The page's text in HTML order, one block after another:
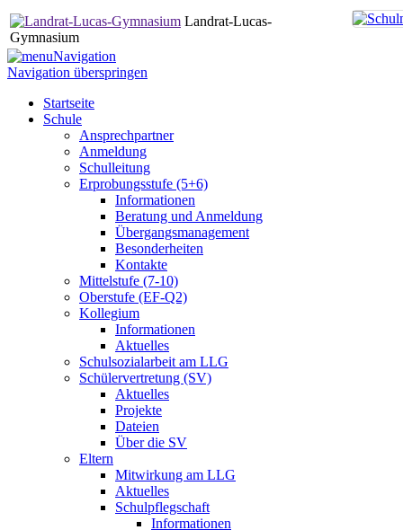
Landrat-Lucas-
Gymnasium
Navigation
Navigation überspringen
Startseite
Schule
Ansprechpartner
Anmeldung
Schulleitung
Erprobungsstufe (5+6)
Informationen
Beratung und Anmeldung
Übergangsmanagement
Besonderheiten
Kontakte
Mittelstufe (7-10)
Oberstufe (EF-Q2)
Kollegium
Informationen
Aktuelles
Schulsozialarbeit am LLG
Schülervertretung (SV)
Aktuelles
Projekte
Dateien
Über die SV
Eltern
Mitwirkung am LLG
Aktuelles
Schulpflegschaft
Informationen